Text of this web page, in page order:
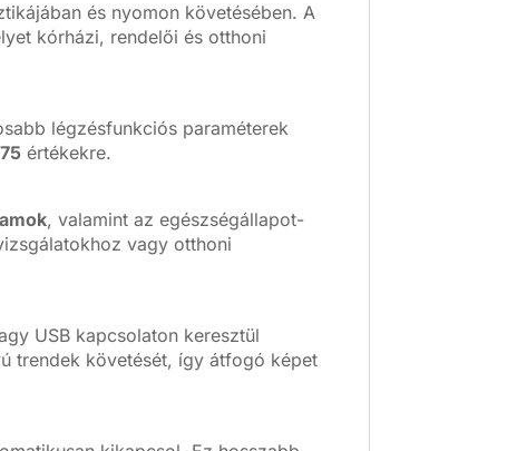
és nyomon követésében. A
kórházi, rendelői és otthoni
légzésfunkciós paraméterek
értékekre.
, valamint az egészségállapot-
vagy otthoni
USB kapcsolaton keresztül
trendek követését, így átfogó képet